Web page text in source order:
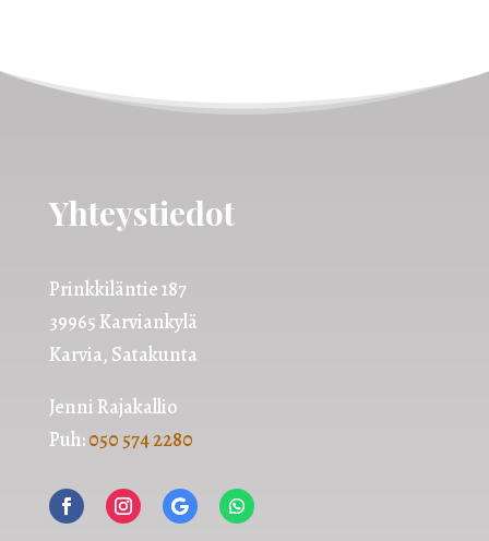
Yhteystiedot
Prinkkiläntie 187
39965 Karviankylä
Karvia, Satakunta
Jenni Rajakallio
Puh:050 574 2280